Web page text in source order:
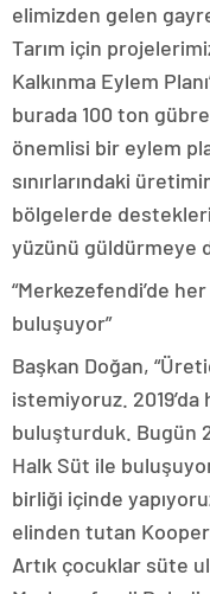
elimizden gelen
Tarım için
Kalkınma Eylem
burada 100 ton gübre
önemlisi bir eylem
sınırlarındaki
bölgelerde
yüzünü güldürmeye
“Merkezefendi’de
buluşuyor”
Başkan Doğan,
istemiyoruz.
buluşturduk. Bugün
Halk Süt ile
birliği içinde
elinden tutan
Artık çocuklar süte